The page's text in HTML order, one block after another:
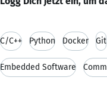
C/C++ Python Docker Git
Embedded Software